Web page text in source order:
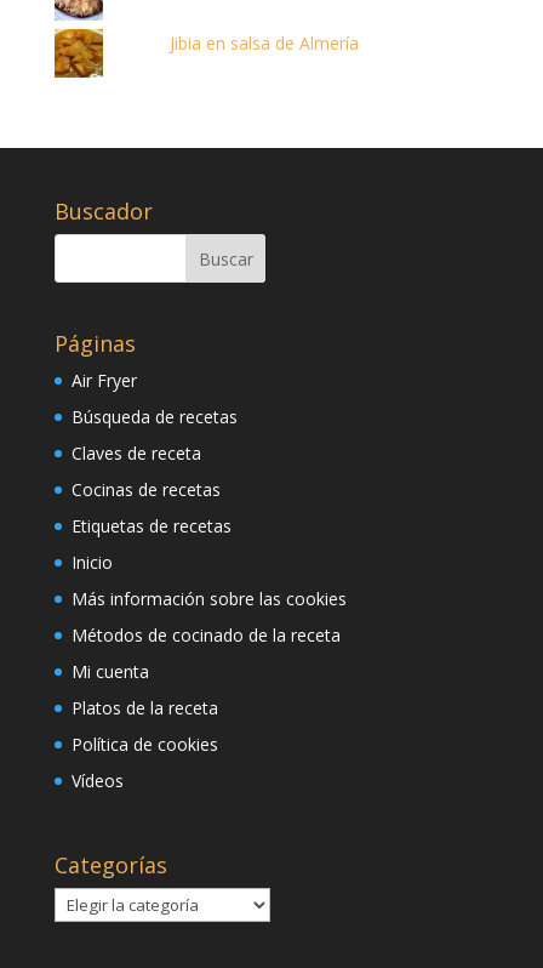
Jibia en salsa de Almería
Buscador
Páginas
Air Fryer
Búsqueda de recetas
Claves de receta
Cocinas de recetas
Etiquetas de recetas
Inicio
Más información sobre las cookies
Métodos de cocinado de la receta
Mi cuenta
Platos de la receta
Política de cookies
Vídeos
Categorías
Categorías